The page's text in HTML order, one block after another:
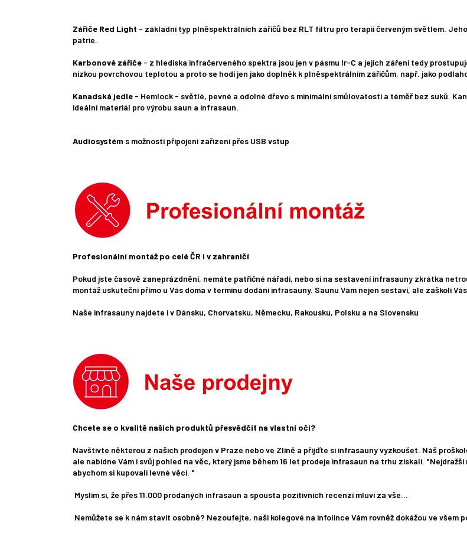
Zářiče Red Light - základní typ plněspektrálních zářičů bez RLT filtru pro terapii červeným světlem.
patrie.
Karbonové zářiče - z hlediska infračerveného spektra jsou jen v pásmu Ir-C a jejich záření tedy
nízkou povrchovou teplotou a proto se hodí jen jako doplněk k plněspektrálním zářičům, např. jako
Kanadská jedle - Hemlock - světlé, pevné a odolné dřevo s minimální smůlovatostí a téměř bez suků.
ideální materiál pro výrobu saun a infrasaun.
Audiosystém s možností připojení zařízení přes USB vstup
Profesionální montáž po celé ČR i v zahraničí
Pokud jste časově zaneprázdnění, nemáte patřičné nářadí, nebo si na sestavení infrasauny zkrátka
montáž uskuteční přímo u Vás doma v termínu dodání infrasauny. Saunu Vám nejen sestaví, ale zaškolí
Naše infrasauny najdete i v Dánsku, Chorvatsku, Německu, Rakousku, Polsku a na Slovensku
Chcete se o kvalitě našich produktů přesvědčit na vlastní oči?
Navštivte některou z našich prodejen v Praze nebo ve Zlíně a přijďte si infrasauny vyzkoušet. Náš
ale nabídne Vám i svůj pohled na věc, který jsme během 16 let prodeje infrasaun na trhu získali.
abychom si kupovali levné věci. "
Myslím si, že přes 11.000 prodaných infrasaun a spousta pozitivních recenzí mluví za vše...
Nemůžete se k nám stavit osobně? Nezoufejte, naši kolegové na infolince Vám rovněž dokážou ve všem